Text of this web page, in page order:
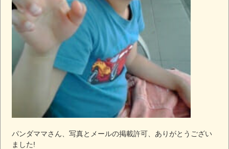
パンダママさん、写真とメールの掲載許可、ありがとうござい
ました!